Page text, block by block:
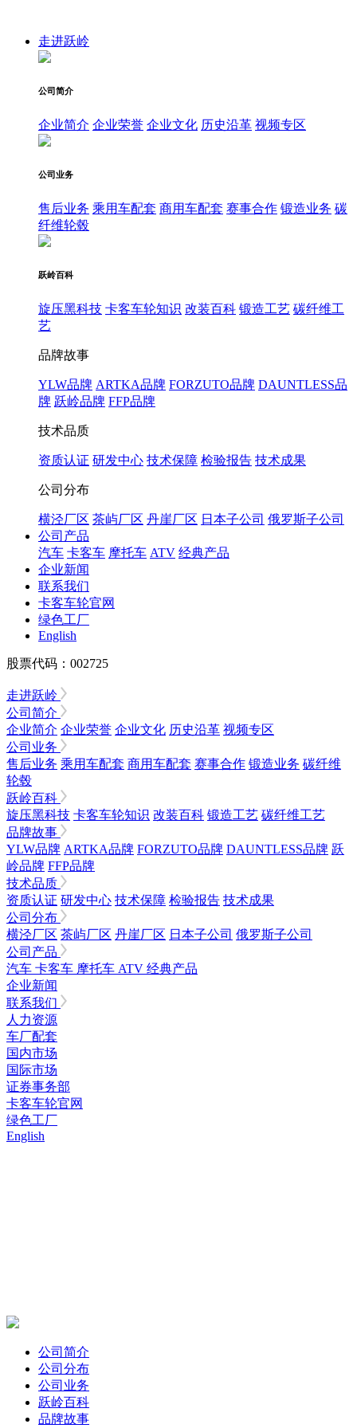
走进跃岭
公司简介
企业简介 企业荣誉 企业文化 历史沿革 视频专区
公司业务
售后业务 乘用车配套 商用车配套 赛事合作 锻造业务 碳
纤维轮毂
跃岭百科
旋压黑科技 卡客车轮知识 改装百科 锻造工艺 碳纤维工
艺
品牌故事
YLW品牌 ARTKA品牌 FORZUTO品牌 DAUNTLESS品
牌 跃岭品牌 FFP品牌
技术品质
资质认证 研发中心 技术保障 检验报告 技术成果
公司分布
横泾厂区 茶屿厂区 丹崖厂区 日本子公司 俄罗斯子公司
公司产品
汽车 卡客车 摩托车 ATV 经典产品
企业新闻
联系我们
卡客车轮官网
绿色工厂
English
股票代码：002725
走进跃岭
公司简介
企业简介 企业荣誉 企业文化 历史沿革 视频专区
公司业务
售后业务 乘用车配套 商用车配套 赛事合作 锻造业务 碳纤维
轮毂
跃岭百科
旋压黑科技 卡客车轮知识 改装百科 锻造工艺 碳纤维工艺
品牌故事
YLW品牌 ARTKA品牌 FORZUTO品牌 DAUNTLESS品牌 跃
岭品牌 FFP品牌
技术品质
资质认证 研发中心 技术保障 检验报告 技术成果
公司分布
横泾厂区 茶屿厂区 丹崖厂区 日本子公司 俄罗斯子公司
公司产品
汽车 卡客车 摩托车 ATV 经典产品
企业新闻
联系我们
人力资源
车厂配套
国内市场
国际市场
证券事务部
卡客车轮官网
绿色工厂
English
公司简介
公司分布
公司业务
跃岭百科
品牌故事